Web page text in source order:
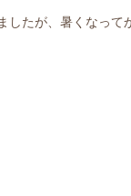
したが、暑くなっ